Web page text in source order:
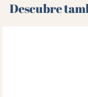
Descubre